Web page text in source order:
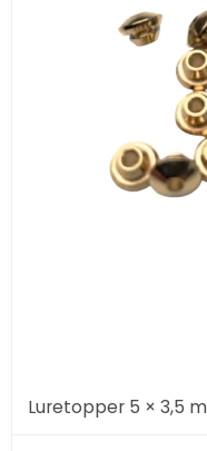
Luretopper 5 × 3,5